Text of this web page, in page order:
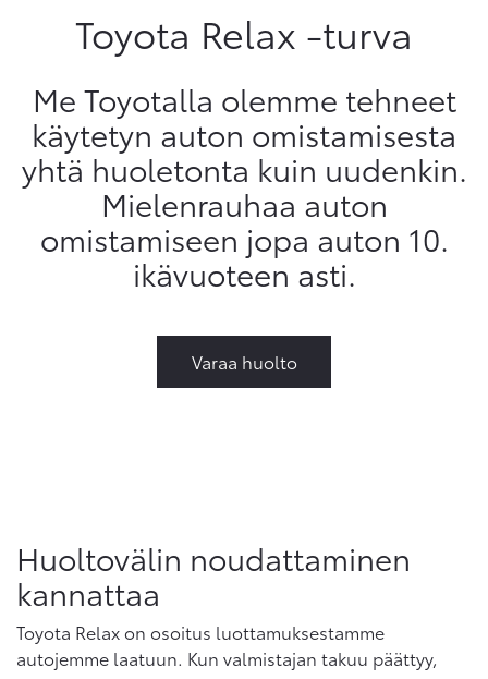
Toyota Relax -turva
Me Toyotalla olemme tehneet
käytetyn auton omistamisesta
yhtä huoletonta kuin uudenkin.
Mielenrauhaa auton
omistamiseen jopa auton 10.
ikävuoteen asti.
Varaa huolto
Huoltovälin noudattaminen
kannattaa
Toyota Relax on osoitus luottamuksestamme
autojemme laatuun. Kun valmistajan takuu päättyy,